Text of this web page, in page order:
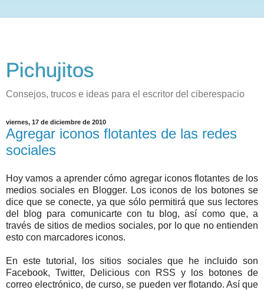
Pichujitos
Consejos, trucos e ideas para el escritor del ciberespacio
viernes, 17 de diciembre de 2010
Agregar iconos flotantes de las redes
sociales
Hoy vamos a aprender cómo agregar iconos flotantes de los
medios sociales en Blogger. Los iconos de los botones se
dice que se conecte, ya que sólo permitirá que sus lectores
del blog para comunicarte con tu blog, así como que, a
través de sitios de medios sociales, por lo que no entienden
esto con marcadores iconos.
En este tutorial, los sitios sociales que he incluido son
Facebook, Twitter, Delicious con RSS y los botones de
correo electrónico, de curso, se pueden ver flotando. Así que